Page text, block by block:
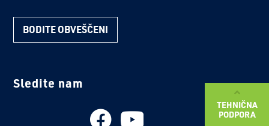
TEHNIČNA
PODPORA
BODITE OBVEŠČENI
Sledite nam